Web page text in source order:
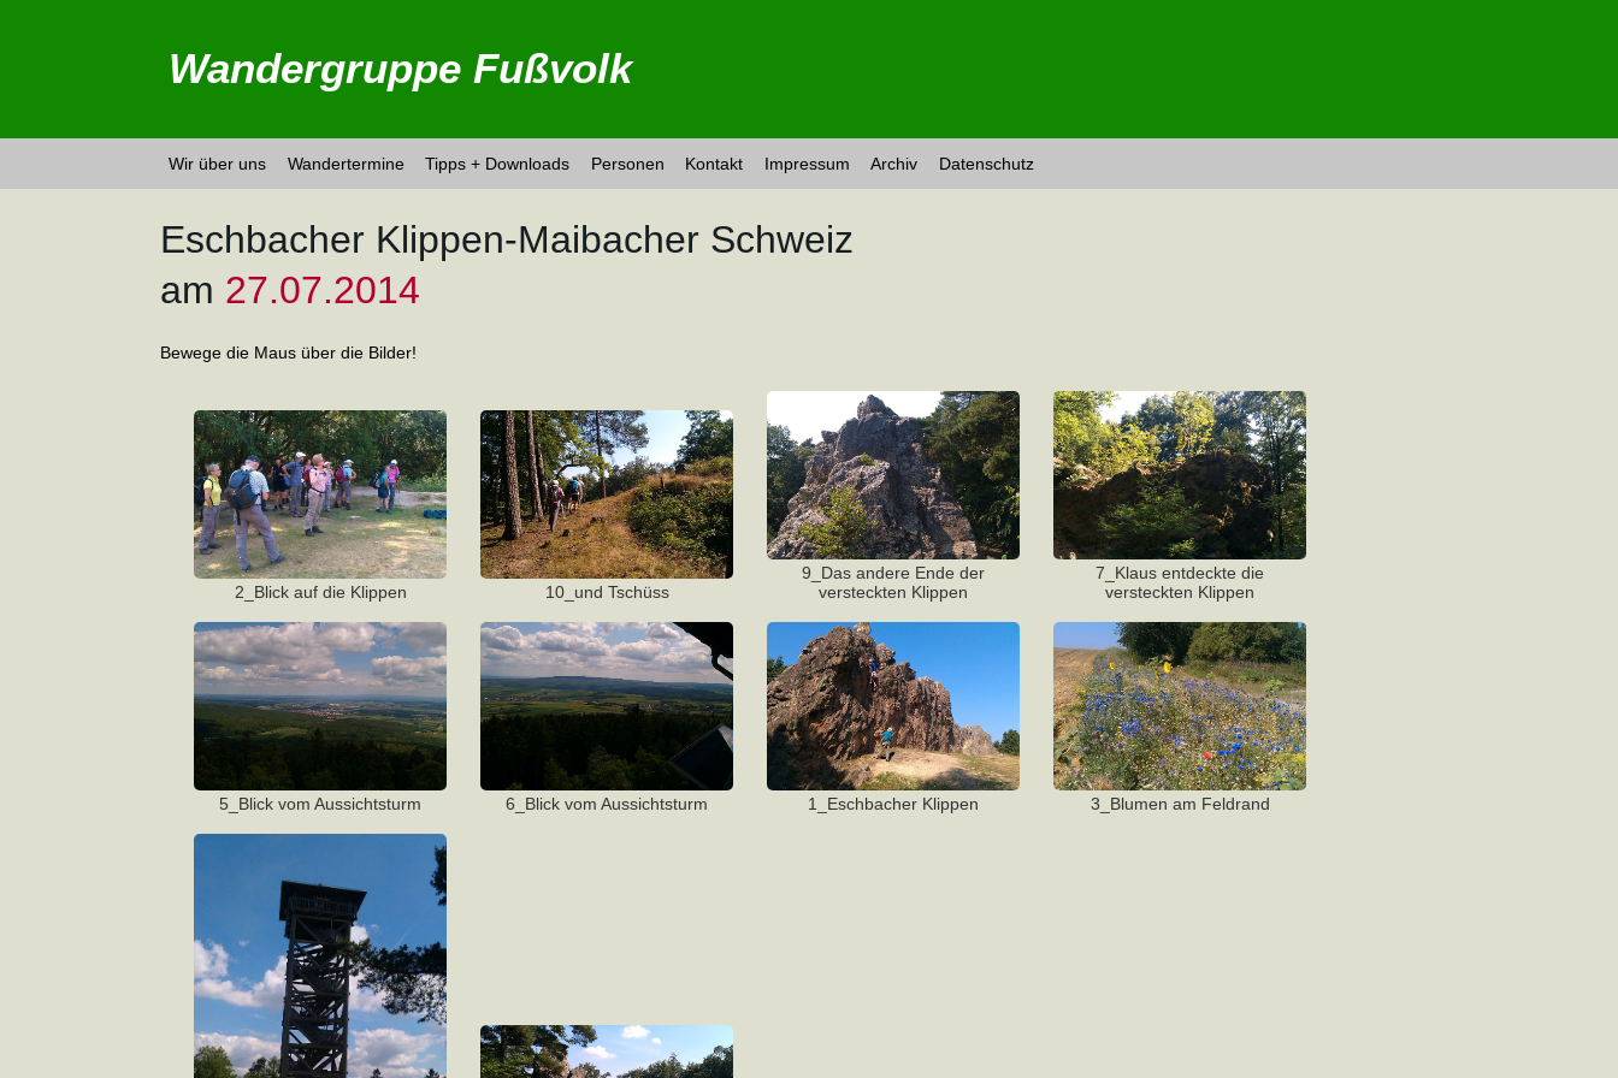
Wandergruppe Fußvolk
Wir über uns Wandertermine Tipps + Downloads Personen Kontakt Impressum Archiv Datenschutz
Eschbacher Klippen-Maibacher Schweiz
am 27.07.2014
Bewege die Maus über die Bilder!
2_Blick auf die Klippen 10_und Tschüss
9_Das andere Ende der
versteckten Klippen
7_Klaus entdeckte die
versteckten Klippen
5_Blick vom Aussichtsturm 6_Blick vom Aussichtsturm 1_Eschbacher Klippen 3_Blumen am Feldrand